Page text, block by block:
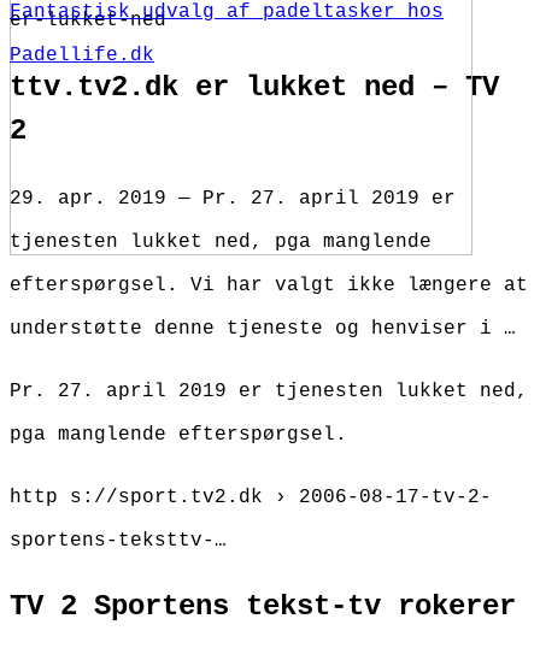
Fantastisk udvalg af padeltasker hos
Padellife.dk
er-lukket-ned
ttv.tv2.dk er lukket ned – TV
2
29. apr. 2019 — Pr. 27. april 2019 er
tjenesten lukket ned, pga manglende
efterspørgsel. Vi har valgt ikke længere at
understøtte denne tjeneste og henviser i …
Pr. 27. april 2019 er tjenesten lukket ned,
pga manglende efterspørgsel.
http s://sport.tv2.dk › 2006-08-17-tv-2-
sportens-teksttv-…
TV 2 Sportens tekst-tv rokerer